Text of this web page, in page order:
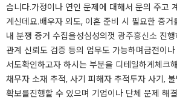
습니다.​가정이나 연인 문제에 대해서 문의 주고
계신데요.​배우자 외도, 이혼 준비 시 필요한 증
내 분쟁 증거 수집을성심성의껏 광주흥신소 진
관계 신뢰도 검증 등의 업무도 가능하며금전이
서도확인하고자 하시는 부분을 디테일하게체크
채무자 소재 추적, 사기 피해자 추적투자 사기,
확보를진행할 수 있으며 기업이나 단체 문제 해